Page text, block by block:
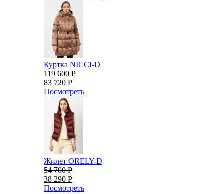
Куртка NICCI-D
119 600 Р
83 720 Р
Посмотреть
Жилет ORELY-D
54 700 Р
38 290 Р
Посмотреть